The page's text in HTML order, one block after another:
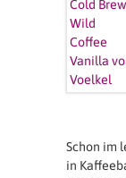
Schon im
in